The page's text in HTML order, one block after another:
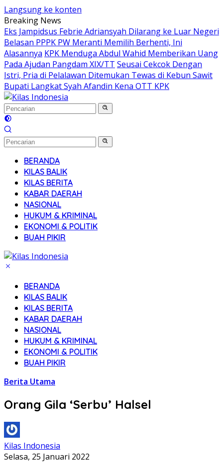
Langsung ke konten
Breaking News
Eks Jampidsus Febrie Adriansyah Dilarang ke Luar Negeri
Belasan PPPK PW Meranti Memilih Berhenti, Ini
Alasannya KPK Menduga Abdul Wahid Memberikan Uang
Pada Ajudan Pangdam XIX/TT Seusai Cekcok Dengan
Istri, Pria di Pelalawan Ditemukan Tewas di Kebun Sawit
Bupati Langkat Syah Afandin Kena OTT KPK
BERANDA
KILAS BALIK
KILAS BERITA
KABAR DAERAH
NASIONAL
HUKUM & KRIMINAL
EKONOMI & POLITIK
BUAH PIKIR
BERANDA
KILAS BALIK
KILAS BERITA
KABAR DAERAH
NASIONAL
HUKUM & KRIMINAL
EKONOMI & POLITIK
BUAH PIKIR
Berita Utama
Orang Gila ‘Serbu’ Halsel
Kilas Indonesia
Selasa, 25 Januari 2022